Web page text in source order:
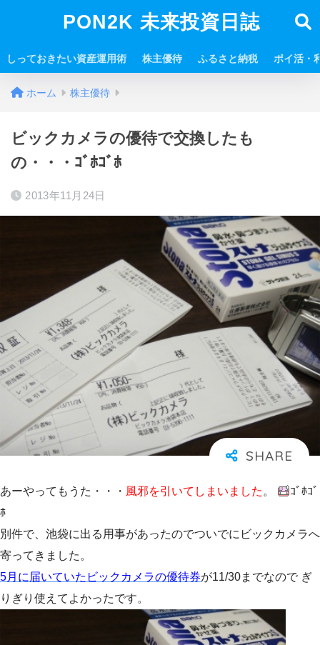
PON2K 未来投資日誌
しっておきたい資産運用術 株主優待 ふるさと納税 ポイ活・
ホーム 株主優待
ビックカメラの優待で交換したも
の・・・ｺﾞﾎｺﾞﾎ
2013年11月24日
あーやってもうた・・・ 風邪を引いてしまいました 。
ｺﾞﾎｺﾞ
ﾎ
別件で、池袋に出る用事があったのでついでにビックカメラへ
寄ってきました。
5月に届いていたビックカメラの優待券が11/30までなので ぎ
りぎり使えてよかったです。